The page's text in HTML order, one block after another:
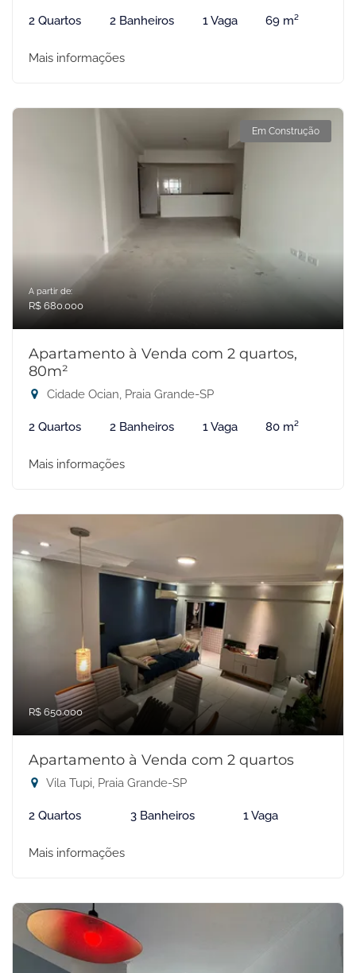
2 Quartos 2 Banheiros 1 Vaga 69 m²
Mais informações
Em Construção
A partir de:
R$ 680.000
Apartamento à Venda com 2 quartos,
80m²
Cidade Ocian, Praia Grande-SP
2 Quartos 2 Banheiros 1 Vaga 80 m²
Mais informações
R$ 650.000
Apartamento à Venda com 2 quartos
Vila Tupi, Praia Grande-SP
2 Quartos 3 Banheiros 1 Vaga
Mais informações